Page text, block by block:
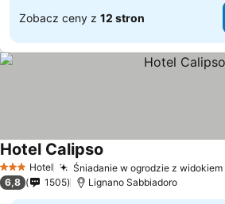
Zobacz ceny z 12 stron
3 Kategoria
Hotel Śniadanie w ogrodzie z widokiem
Hotel Calipso
6,8 1505 Lignano Sabbiadoro